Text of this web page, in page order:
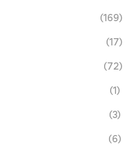
(169)
(17)
(72)
(1)
(3)
(6)